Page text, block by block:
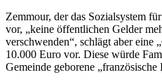
Zemmour, der das Sozialsystem
vor, „keine öffentlichen Gelder
verschwenden“, schlägt aber eine
10.000 Euro vor. Diese würde
Gemeinde geborene „französische